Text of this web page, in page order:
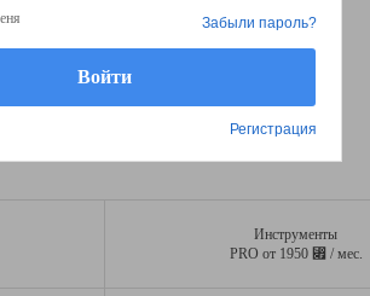
Инструменты
PRO от 1950 ⃏ / мес.
Регистрация
Забыли пароль?